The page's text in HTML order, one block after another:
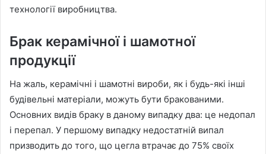
технології виробництва.
Брак керамічної і шамотної
продукції
На жаль, керамічні і шамотні вироби, як і будь-які інші
будівельні матеріали, можуть бути бракованими.
Основних видів браку в даному випадку два: це недопал
і перепал. У першому випадку недостатній випал
призводить до того, що цегла втрачає до 75% своїх